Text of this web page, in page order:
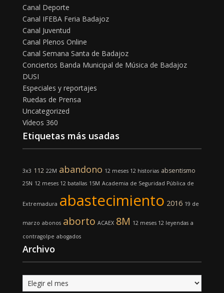
Canal Deporte
Canal IFEBA Feria Badajoz
Canal Juventud
Canal Plenos Online
Canal Semana Santa de Badajoz
Conciertos Banda Municipal de Música de Badajoz
DUSI
Especiales y reportajes
Ruedas de Prensa
Uncategorized
Vídeos 360
Etiquetas más usadas
3x3 112 22M abandono 12 meses 12 historias absentismo
25N 12 meses 12 batallas 15M Academia de Seguridad Pública de
Extremadura abastecimiento 2016 19 de
marzo abonos aborto ACAEX 8M 12 meses 12 leyendas a
contragolpe abogados
Archivo
Archivo